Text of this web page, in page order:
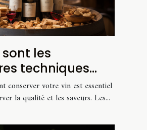
les
techniques
vos vins ?
conserver votre vin est essentiel
la qualité et les saveurs. Les...